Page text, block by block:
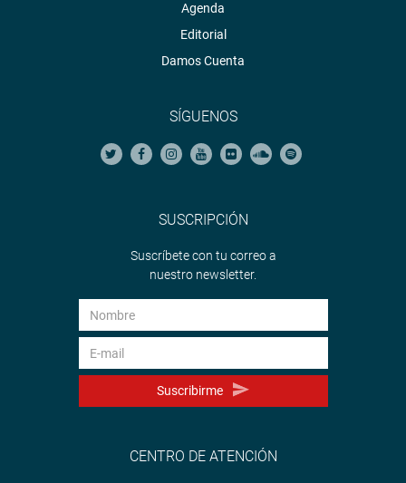
Agenda
Editorial
Damos Cuenta
SÍGUENOS
SUSCRIPCIÓN
Suscríbete con tu correo a
nuestro newsletter.
Suscribirme
CENTRO DE ATENCIÓN